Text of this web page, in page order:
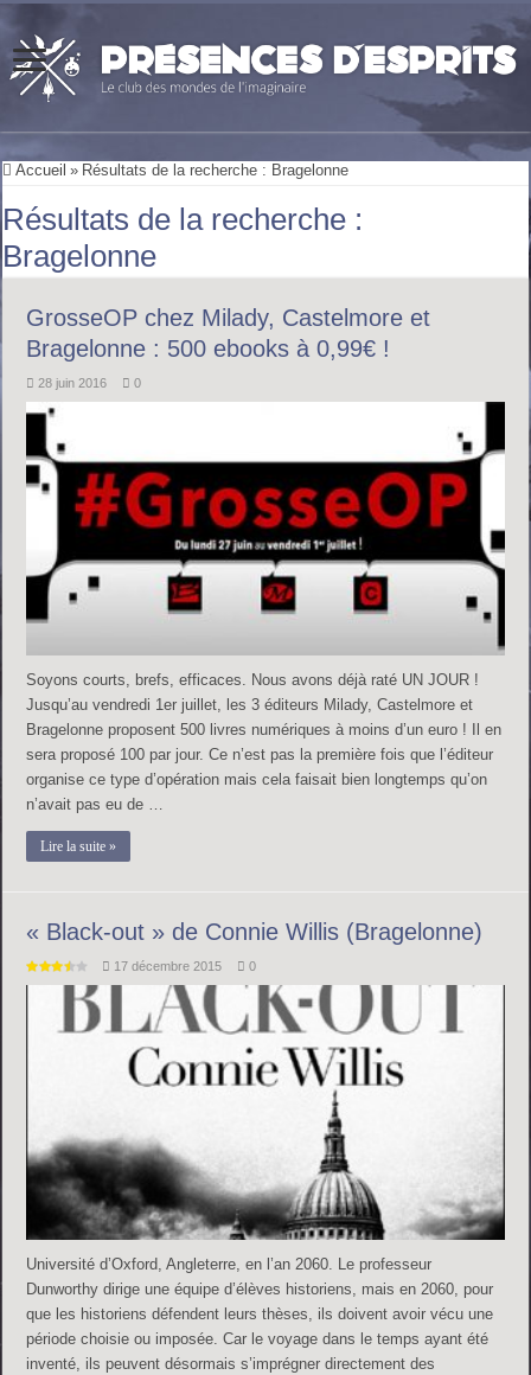
Accueil » Résultats de la recherche : Bragelonne
Résultats de la recherche :
Bragelonne
GrosseOP chez Milady, Castelmore et
Bragelonne : 500 ebooks à 0,99€ !
28 juin 2016 0
Soyons courts, brefs, efficaces. Nous avons déjà raté UN JOUR !
Jusqu’au vendredi 1er juillet, les 3 éditeurs Milady, Castelmore et
Bragelonne proposent 500 livres numériques à moins d’un euro ! Il en
sera proposé 100 par jour. Ce n’est pas la première fois que l’éditeur
organise ce type d’opération mais cela faisait bien longtemps qu’on
n’avait pas eu de …
Lire la suite »
« Black-out » de Connie Willis (Bragelonne)
17 décembre 2015 0
Université d’Oxford, Angleterre, en l’an 2060. Le professeur
Dunworthy dirige une équipe d’élèves historiens, mais en 2060, pour
que les historiens défendent leurs thèses, ils doivent avoir vécu une
période choisie ou imposée. Car le voyage dans le temps ayant été
inventé, ils peuvent désormais s’imprégner directement des